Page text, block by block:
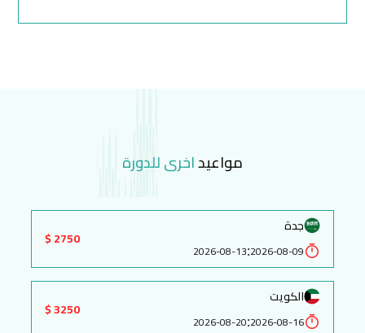
مواعيداخرى للدورة
جدة
2026-08-09
:
2026-08-13
2750 $
الكويت
2026-08-16
:
2026-08-20
3250 $